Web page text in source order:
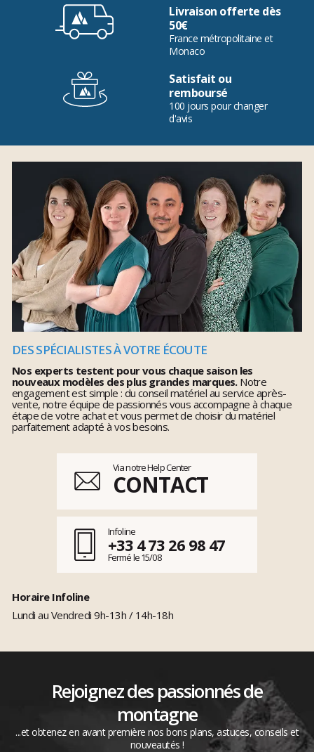
Livraison offerte dès
50€
France métropolitaine et
Monaco
Satisfait ou
remboursé
100 jours pour changer
d'avis
DES SPÉCIALISTES À VOTRE ÉCOUTE
Nos experts testent pour vous chaque saison les
nouveaux modèles des plus grandes marques.Notre
engagement est simple : du conseil matériel au service après-
vente, notre équipe de passionnés vous accompagne à chaque
étape de votre achat et vous permet de choisir du matériel
parfaitement adapté à vos besoins.
Via notre Help Center
CONTACT
Infoline
+33 4 73 26 98 47
Fermé le 15/08
Horaire Infoline
Lundi au Vendredi 9h-13h / 14h-18h
Rejoignez des passionnés de
montagne
...et obtenez en avant première nos bons plans, astuces, conseils et
nouveautés !